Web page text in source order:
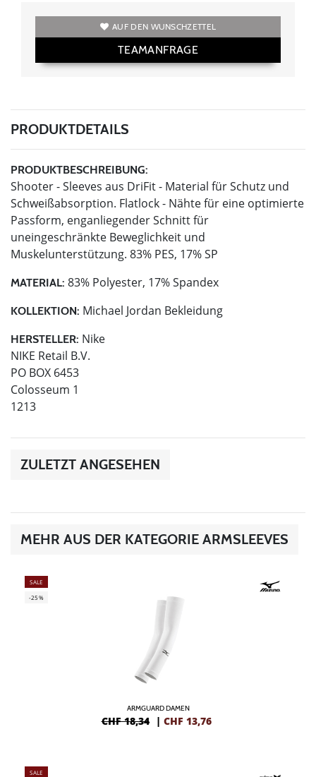
AUF DEN WUNSCHZETTEL
TEAMANFRAGE
PRODUKTDETAILS
PRODUKTBESCHREIBUNG:
Shooter - Sleeves aus DriFit - Material für Schutz und
Schweißabsorption. Flatlock - Nähte für eine optimierte
Passform, enganliegender Schnitt für
uneingeschränkte Beweglichkeit und
Muskelunterstützung. 83% PES, 17% SP
MATERIAL: 83% Polyester, 17% Spandex
KOLLEKTION: Michael Jordan Bekleidung
HERSTELLER: Nike
NIKE Retail B.V.
PO BOX 6453
Colosseum 1
1213
ZULETZT ANGESEHEN
MEHR AUS DER KATEGORIE ARMSLEEVES
SALE
-25%
ARMGUARD DAMEN
CHF 18,34 | CHF 13,76
SALE